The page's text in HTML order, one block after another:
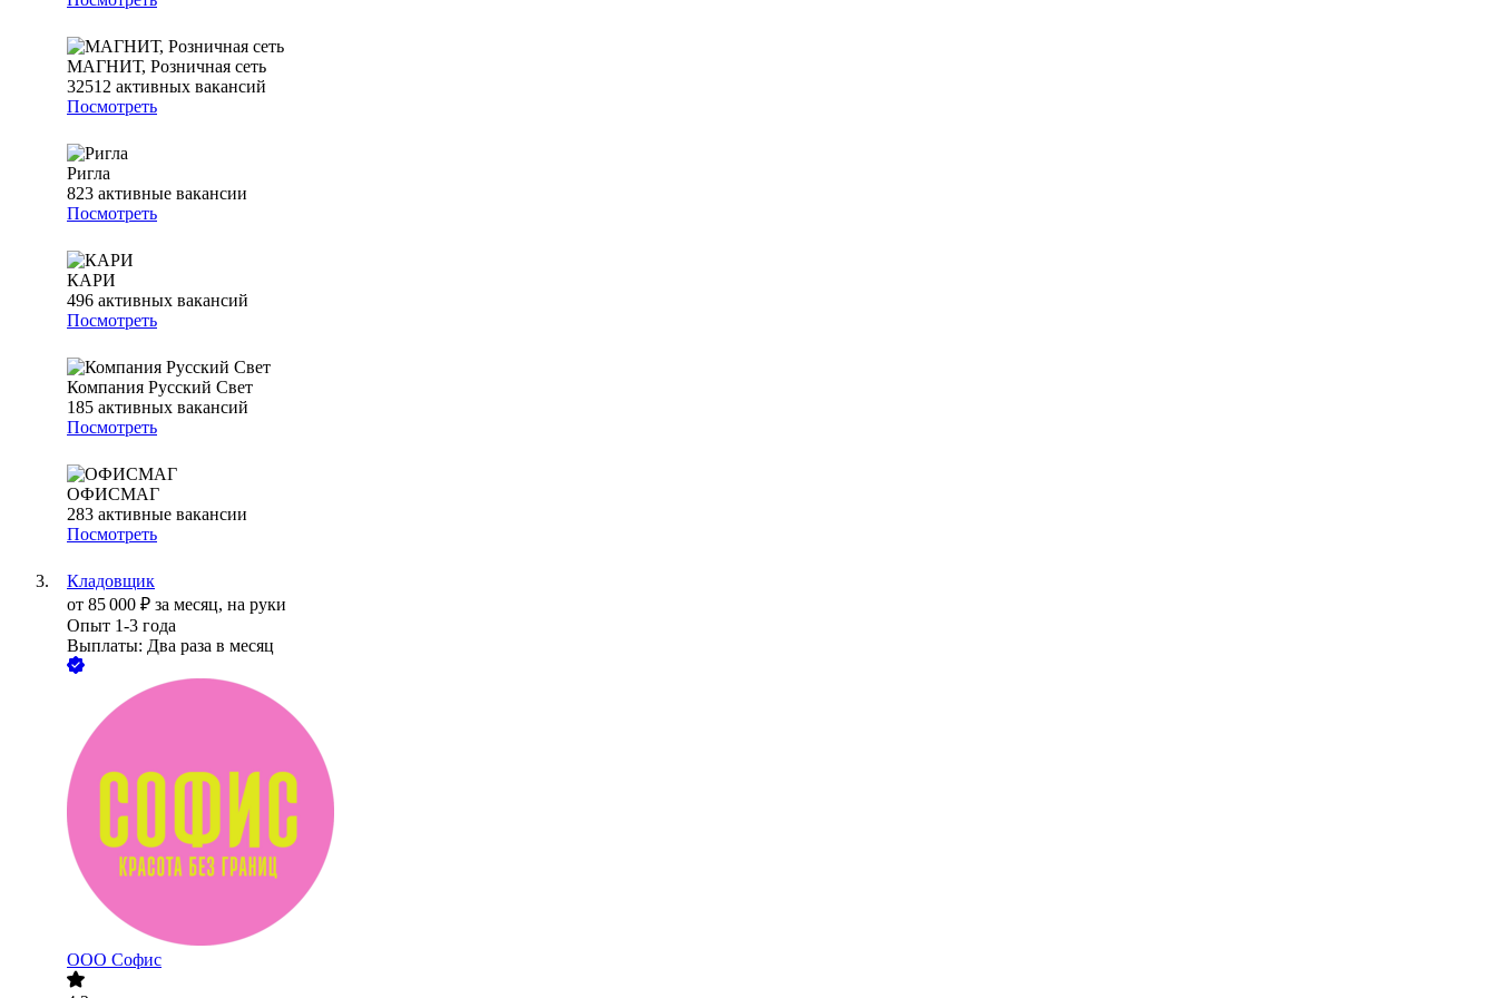
МАГНИТ, Розничная сеть
32512 активных вакансий
Посмотреть
Ригла
823 активные вакансии
Посмотреть
КАРИ
496 активных вакансий
Посмотреть
Компания Русский Свет
185 активных вакансий
Посмотреть
ОФИСМАГ
283 активные вакансии
Посмотреть
Кладовщик
от 85 000 ₽ за месяц, на руки
Опыт 1-3 года
Выплаты: Два раза в месяц
ООО Софис